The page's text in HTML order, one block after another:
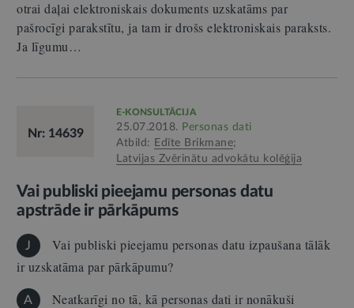
otrai daļai elektroniskais dokuments uzskatāms par
pašrocīgi parakstītu, ja tam ir drošs elektroniskais paraksts.
Ja līgumu…
Nr: 14639
E-KONSULTĀCIJA
25.07.2018. Personas dati
Atbild: Edīte Brikmane;
Latvijas Zvērinātu advokātu kolēģija
Vai publiski pieejamu personas datu
apstrāde ir pārkāpums
J
Vai publiski pieejamu personas datu izpaušana tālāk
ir uzskatāma par pārkāpumu?
A
Neatkarīgi no tā, kā personas dati ir nonākuši